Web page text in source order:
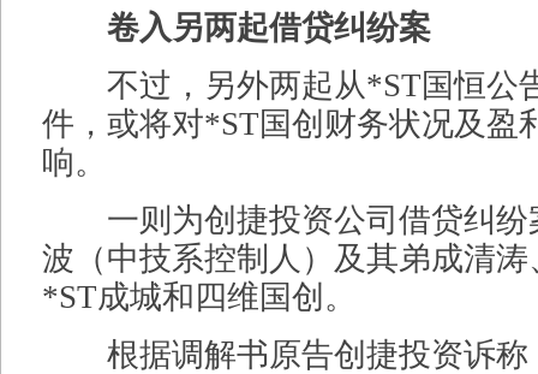
卷入另两起借贷纠纷案
不过，另外两起从*ST国恒公
件，或将对*ST国创财务状况及盈
响。
一则为创捷投资公司借贷纠纷
波（中技系控制人）及其弟成清
*ST成城和四维国创。
根据调解书原告创捷投资诉称